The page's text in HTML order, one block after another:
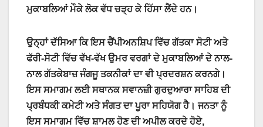
ਮੁਕਾਬਲਿਆਂ ਮੌਕੇ ਲੋਕ ਵੱਧ ਚੜ੍ਹ ਕੇ ਹਿੱਸਾ ਲੈਂਦੇ ਹਨ।
ਉਨ੍ਹਾਂ ਦੱਸਿਆ ਕਿ ਇਸ ਚੈਂਪੀਅਨਸ਼ਿਪ ਵਿੱਚ ਗੱਤਕਾ ਸੋਟੀ ਅਤੇ
ਫੱਰੀ-ਸੋਟੀ ਵਿੱਚ ਵੱਖ-ਵੱਖ ਉਮਰ ਵਰਗਾਂ ਦੇ ਮੁਕਾਬਲਿਆਂ ਦੇ ਨਾਲ-
ਨਾਲ ਗੱਤਕੇਬਾਜ਼ ਜੰਗਜੂ ਤਕਨੀਕਾਂ ਦਾ ਵੀ ਪ੍ਰਦਰਸ਼ਨ ਕਰਨਗੇ।
ਇਸ ਸਮਾਗਮ ਲਈ ਸਥਾਨਕ ਸਵਾਨਜ਼ੀ ਗੁਰਦੁਆਰਾ ਸਾਹਿਬ ਦੀ
ਪ੍ਰਬੰਧਕੀ ਕਮੇਟੀ ਅਤੇ ਸੰਗਤ ਦਾ ਪੂਰਾ ਸਹਿਯੋਗ ਹੈ। ਜਨਤਾ ਨੂੰ
ਇਸ ਸਮਾਗਮ ਵਿੱਚ ਸ਼ਾਮਲ ਹੋਣ ਦੀ ਅਪੀਲ ਕਰਦੇ ਹੋਏ,